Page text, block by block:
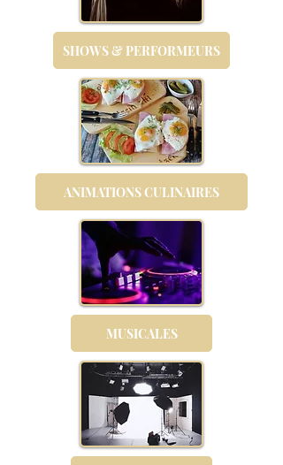
SHOWS & PERFORMEURS
ANIMATIONS CULINAIRES
MUSICALES